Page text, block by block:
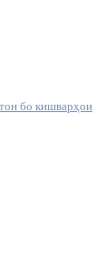
бо кишварҳои